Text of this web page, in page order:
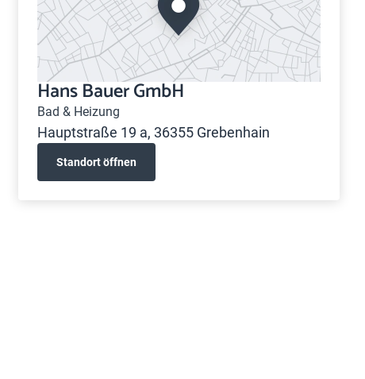
Hans Bauer GmbH
Bad & Heizung
Hauptstraße 19 a, 36355 Grebenhain
Standort öffnen